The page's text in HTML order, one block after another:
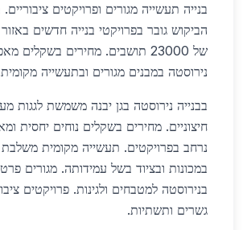
הביקוש גובר בפרויקטי בנייה חדשים
של 23000 תושבים. מחירים בשקלים
נירוסטה במבנים מגורים ובתעשייה
בבנייה נירוסטה בגן יבנה משמשת לגגות
חיצוניים. מחירים בשקלים נוחים יחסית
נרחב בפרויקטים. תעשייה מקומית משלבת
במכונות ובציוד בשל עמידותה. מגורים
בנירוסטה למטבחים ולגינות. פרויקטים
גשרים ותשתיות.